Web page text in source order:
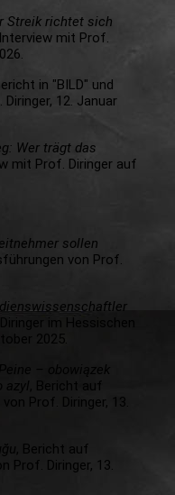
Streik richtet sich
mit Prof.
in "BILD" und
12. Januar
Wer trägt das
mit Prof. Diringer auf
sollen
von Prof.
im Hessischen
2025.
– obowiązek
azyl
, Bericht auf
Prof. Diringer, 13.
, Bericht auf
Prof. Diringer, 13.